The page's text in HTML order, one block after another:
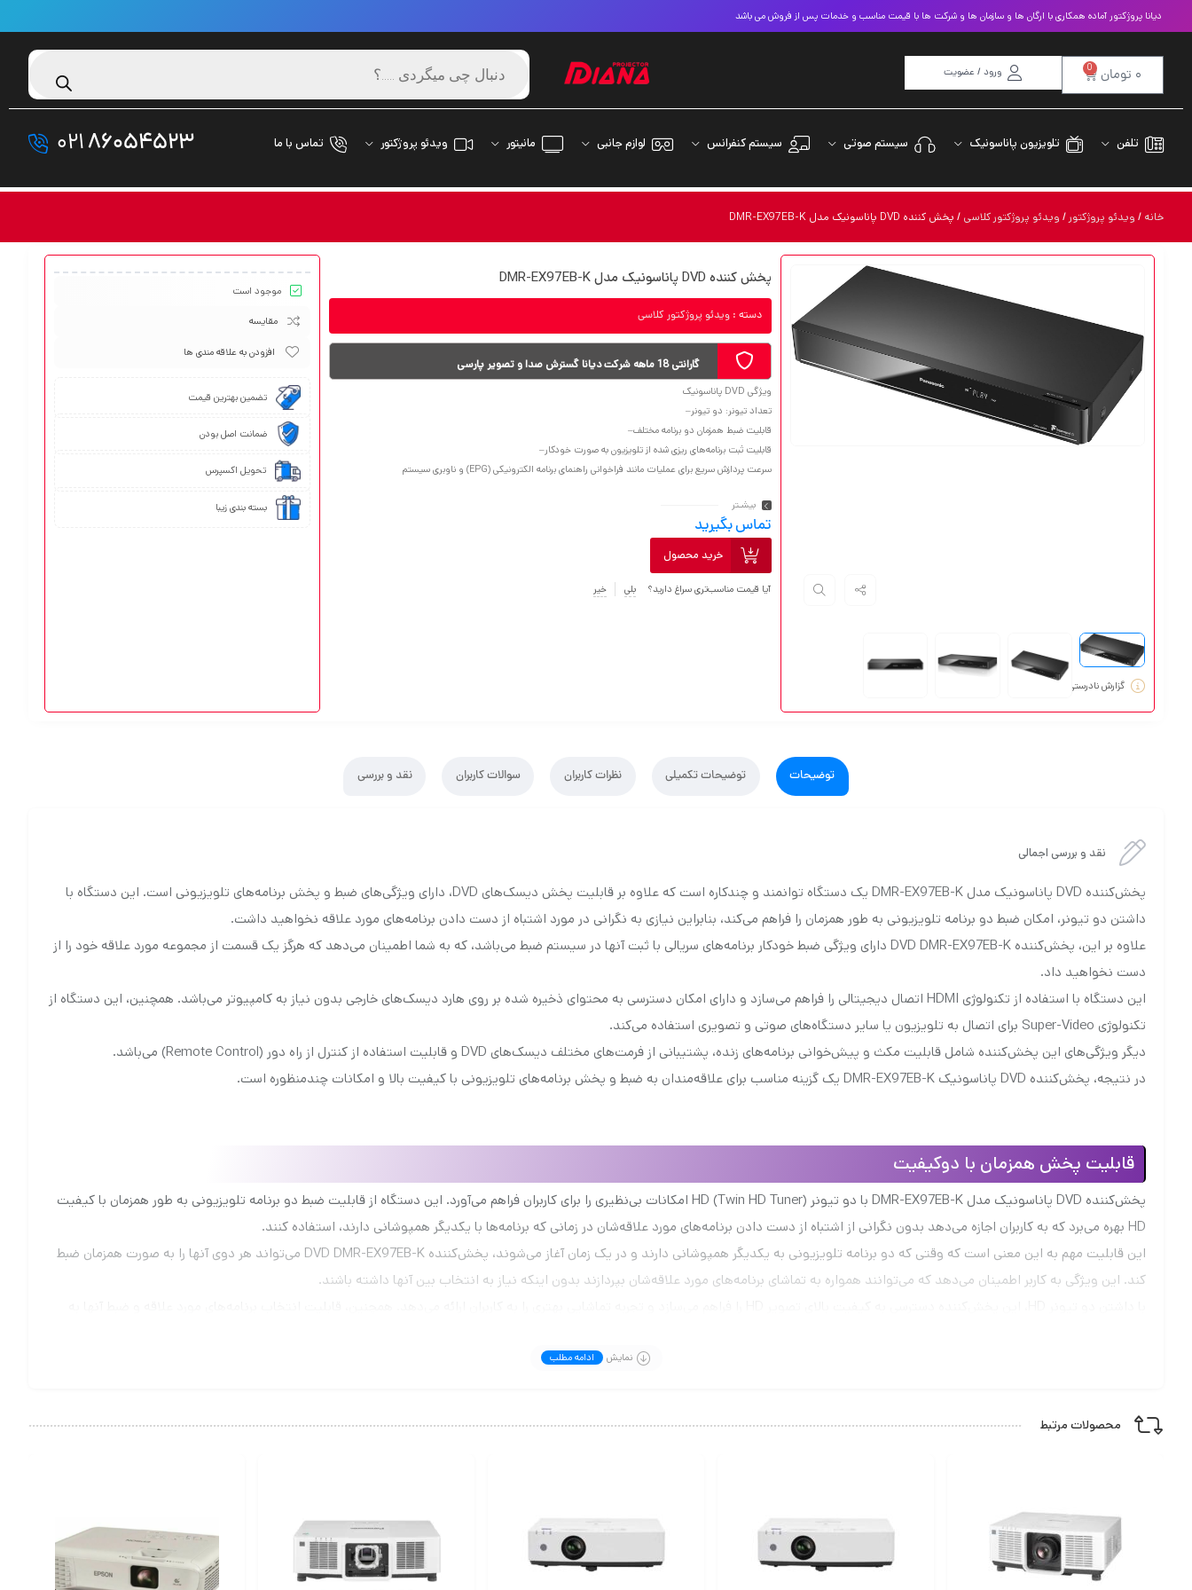
دیانا پروژکتور آماده همکاری با ارگان ها و سازمان ها و شرکت ها با قیمت مناسب و خدمات پس از فروش می باشد
0 تومان 0 ورود / عضویت
تلفن تلویزیون پاناسونیک سیستم صوتی سیستم کنفرانس لوازم جانبی مانیتور ویدئو پروژکتور تماس با ما 86054523
021
خانه / ویدئو پروژکتور / ویدئو پروژکتور کلاسی / پخش کننده DVD پاناسونیک مدل DMR-EX97EB-K
گزارش نادرستی مشخصات
پخش کننده DVD پاناسونیک مدل DMR-EX97EB-K
دسته :ویدئو پروژکتور کلاسی
گارانتی 18 ماهه شرکت دیانا گسترش صدا و تصویر پارسی
ویژگی DVD پاناسونیک
تعداد تیونر: دو تیونر–
قابلیت ضبط همزمان دو برنامه مختلف–
قابلیت ثبت برنامه‌های ریزی شده از تلویزیون به صورت خودکار–
سرعت پردازش سریع برای عملیات مانند فراخوانی راهنمای برنامه الکترونیکی (EPG) و ناوبری سیستم
بیشـتر
تماس بگیرید
خرید محصول
آیا قیمت مناسب‌تری سراغ دارید؟ بلی خیر
موجود است
مقایسه
افزودن به علاقه مندی ها
تضمین بهترین قیمت
ضمانت اصل بودن
تحویل اکسپرس
بسته بندی زیبا
توضیحات توضیحات تکمیلی نظرات کاربران سوالات کاربران نقد و بررسی
نقد و بررسی اجمالی
پخش‌کننده DVD پاناسونیک مدل DMR-EX97EB-K یک دستگاه توانمند و چندکاره است که علاوه بر قابلیت پخش دیسک‌های DVD، دارای ویژگی‌های ضبط و پخش برنامه‌های تلویزیونی است. این دستگاه با
داشتن دو تیونر، امکان ضبط دو برنامه تلویزیونی به طور همزمان را فراهم می‌کند، بنابراین نیازی به نگرانی در مورد اشتباه از دست دادن برنامه‌های مورد علاقه نخواهید داشت.
علاوه بر این، پخش‌کننده DVD DMR-EX97EB-K دارای ویژگی ضبط خودکار برنامه‌های سریالی با ثبت آنها در سیستم ضبط می‌باشد، که به شما اطمینان می‌دهد که هرگز یک قسمت از مجموعه مورد علاقه خود را از
دست نخواهید داد.
این دستگاه با استفاده از تکنولوژی HDMI اتصال دیجیتالی را فراهم می‌سازد و دارای امکان دسترسی به محتوای ذخیره شده بر روی هارد دیسک‌های خارجی بدون نیاز به کامپیوتر می‌باشد. همچنین، این دستگاه از
تکنولوژی Super-Video برای اتصال به تلویزیون یا سایر دستگاه‌های صوتی و تصویری استفاده می‌کند.
دیگر ویژگی‌های این پخش‌کننده شامل قابلیت مکث و پیش‌خوانی برنامه‌های زنده، پشتیبانی از فرمت‌های مختلف دیسک‌های DVD و قابلیت استفاده از کنترل از راه دور (Remote Control) می‌باشد.
در نتیجه، پخش‌کننده DVD پاناسونیک DMR-EX97EB-K یک گزینه مناسب برای علاقه‌مندان به ضبط و پخش برنامه‌های تلویزیونی با کیفیت بالا و امکانات چندمنظوره است.
قابلیت پخش همزمان با دوکیفیت
پخش‌کننده DVD پاناسونیک مدل DMR-EX97EB-K با دو تیونر HD (Twin HD Tuner) امکانات بی‌نظیری را برای کاربران فراهم می‌آورد. این دستگاه از قابلیت ضبط دو برنامه تلویزیونی به طور همزمان با کیفیت
HD بهره می‌برد که به کاربران اجازه می‌دهد بدون نگرانی از اشتباه از دست دادن برنامه‌های مورد علاقه‌شان در زمانی که برنامه‌ها با یکدیگر همپوشانی دارند، استفاده کنند.
این قابلیت مهم به این معنی است که وقتی که دو برنامه تلویزیونی به یکدیگر همپوشانی دارند و در یک زمان آغاز می‌شوند، پخش‌کننده DVD DMR-EX97EB-K می‌تواند هر دوی آنها را به صورت همزمان ضبط
کند. این ویژگی به کاربر اطمینان می‌دهد که می‌توانند همواره به تماشای برنامه‌های مورد علاقه‌شان بپردازند بدون اینکه نیاز به انتخاب بین آنها داشته باشند.
پخش و ضبط برنامه‌های تلویزیونی هستند.
با استفاده از قابلیت ضبط سریالی (Series Recording) در پخش‌کننده DVD پاناسونیک مدل DMR-EX97EB-K، می‌توانید به راحتی تمام برنامه‌های مورد علاقه‌تان را تنظیم کنید. با ثبت برنامه‌های تلویزیونی
مانند درام‌ها با این قابلیت، آنها به صورت خودکار در هر بار پخش ضبط و ذخیره می‌شوند. این امکان به شما اجازه می‌دهد که بدون نگرانی از اینکه برنامه‌ی مورد علاقه‌تان را فراموش کنید، آنها را در هر زمانی که
نمایش ادامه مطلب
محصولات مرتبط